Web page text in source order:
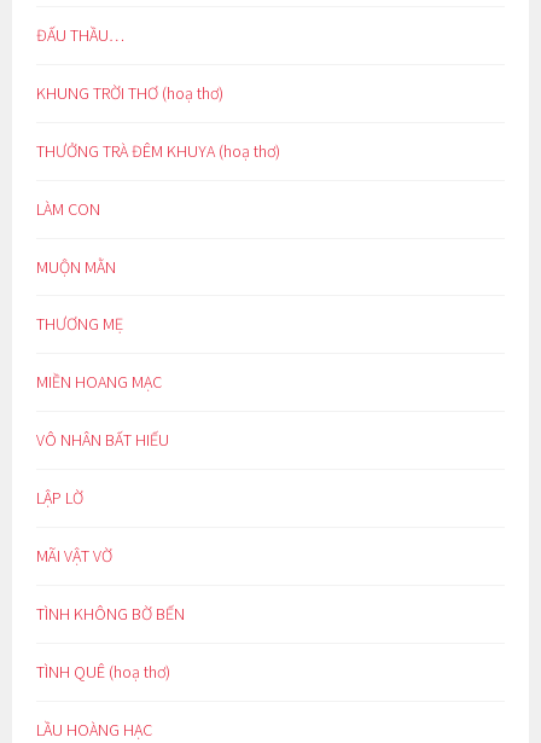
ĐẤU THẦU…
KHUNG TRỜI THƠ (hoạ thơ)
THƯỞNG TRÀ ĐÊM KHUYA (hoạ thơ)
LÀM CON
MUỘN MẰN
THƯƠNG MẸ
MIỀN HOANG MẠC
VÔ NHÂN BẤT HIẾU
LẬP LỜ
MÃI VẬT VỜ
TÌNH KHÔNG BỜ BẾN
TÌNH QUÊ (hoạ thơ)
LẦU HOÀNG HẠC